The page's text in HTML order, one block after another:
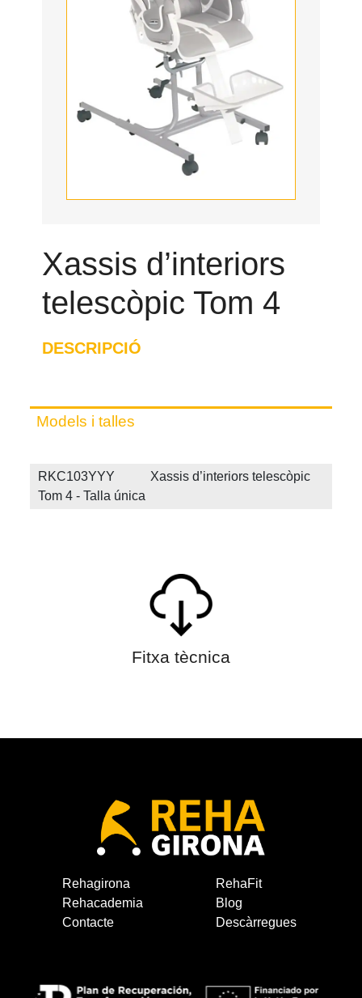
Xassis d’interiors
telescòpic Tom 4
DESCRIPCIÓ
Models i talles
RKC103YYY Xassis d’interiors telescòpic
Tom 4 - Talla única
Fitxa tècnica
Rehagirona
RehaFit
Rehacademia
Blog
Contacte
Descàrregues